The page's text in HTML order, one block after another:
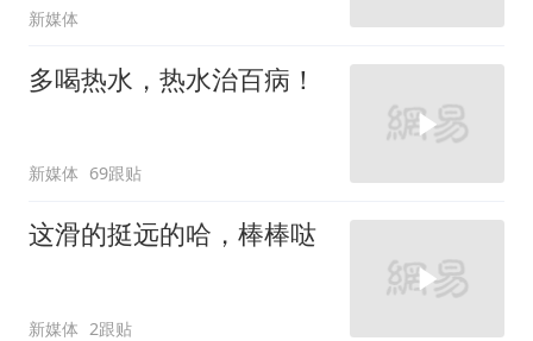
新媒体
多喝热水，热水治百病！
新媒体 69跟贴
这滑的挺远的哈，棒棒哒
新媒体 2跟贴